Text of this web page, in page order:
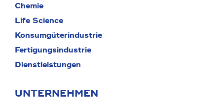
Chemie
Life Science
Konsumgüterindustrie
Fertigungsindustrie
Dienstleistungen
UNTERNEHMEN